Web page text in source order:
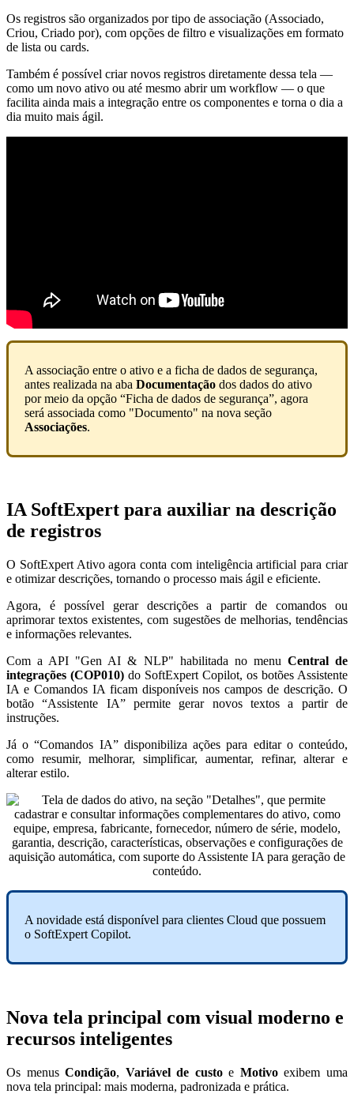
Os registros são organizados por tipo de associação (Associado,
Criou, Criado por), com opções de filtro e visualizações em formato
de lista ou cards.
Também é possível criar novos registros diretamente dessa tela —
como um novo ativo ou até mesmo abrir um workflow — o que
facilita ainda mais a integração entre os componentes e torna o dia a
dia muito mais ágil.
A associação entre o ativo e a ficha de dados de segurança,
antes realizada na aba Documentação dos dados do ativo
por meio da opção “Ficha de dados de segurança”, agora
será associada como "Documento" na nova seção
Associações.
IA SoftExpert para auxiliar na descrição
de registros
O SoftExpert Ativo agora conta com inteligência artificial para criar
e otimizar descrições, tornando o processo mais ágil e eficiente.
Agora, é possível gerar descrições a partir de comandos ou
aprimorar textos existentes, com sugestões de melhorias, tendências
e informações relevantes.
Com a API "Gen AI & NLP" habilitada no menu Central de
integrações (COP010) do SoftExpert Copilot, os botões Assistente
IA e Comandos IA ficam disponíveis nos campos de descrição. O
botão “Assistente IA” permite gerar novos textos a partir de
instruções.
Já o “Comandos IA” disponibiliza ações para editar o conteúdo,
como resumir, melhorar, simplificar, aumentar, refinar, alterar e
alterar estilo.
A novidade está disponível para clientes Cloud que possuem
o SoftExpert Copilot.
Nova tela principal com visual moderno e
recursos inteligentes
Os menusCondição, Variável de custoe Motivoexibem uma
nova tela principal: mais moderna, padronizada e prática.